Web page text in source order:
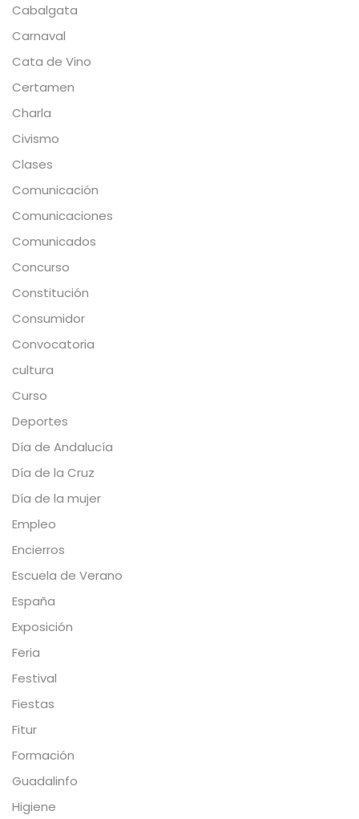
Cabalgata
Carnaval
Cata de Vino
Certamen
Charla
Civismo
Clases
Comunicación
Comunicaciones
Comunicados
Concurso
Constitución
Consumidor
Convocatoria
cultura
Curso
Deportes
Día de Andalucía
Día de la Cruz
Día de la mujer
Empleo
Encierros
Escuela de Verano
España
Exposición
Feria
Festival
Fiestas
Fitur
Formación
Guadalinfo
Higiene